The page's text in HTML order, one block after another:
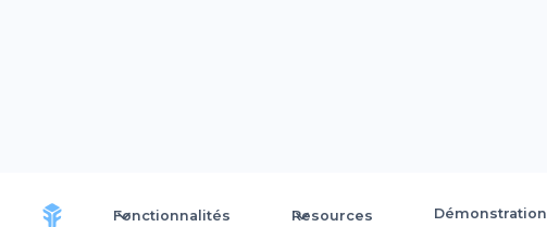
Fonctionnalités Resources Démonstration